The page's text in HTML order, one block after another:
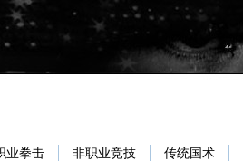
业拳击 非职业竞技 传统国术